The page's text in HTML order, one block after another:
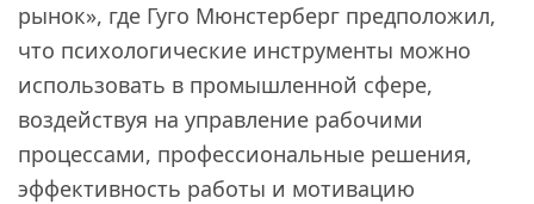
рынок», где Гуго Мюнстерберг предположил,
что психологические инструменты можно
использовать в промышленной сфере,
воздействуя на управление рабочими
процессами, профессиональные решения,
эффективность работы и мотивацию